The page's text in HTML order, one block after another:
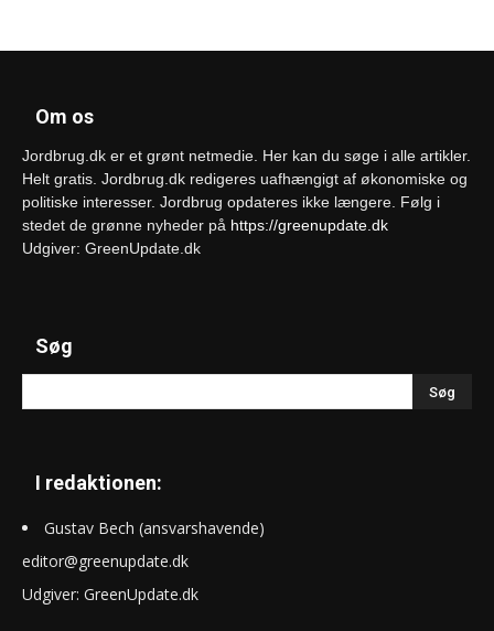
Om os
Jordbrug.dk er et grønt netmedie. Her kan du søge i alle artikler.
Helt gratis. Jordbrug.dk redigeres uafhængigt af økonomiske og
politiske interesser. Jordbrug opdateres ikke længere. Følg i
stedet de grønne nyheder på https://greenupdate.dk
Udgiver: GreenUpdate.dk
Søg
I redaktionen:
Gustav Bech (ansvarshavende)
editor@greenupdate.dk
Udgiver: GreenUpdate.dk